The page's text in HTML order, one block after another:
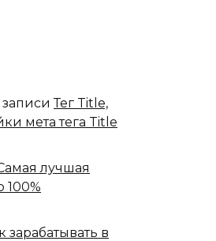
записиТег Title,
мета тега Title
лучшая
100%
зарабатывать в